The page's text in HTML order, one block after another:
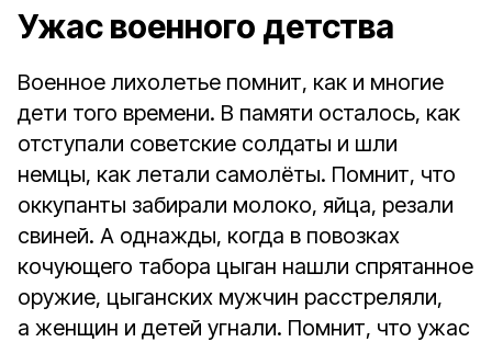
Ужас военного детства
Военное лихолетье помнит, как и многие
дети того времени. В памяти осталось, как
отступали советские солдаты и шли
немцы, как летали самолёты. Помнит, что
оккупанты забирали молоко, яйца, резали
свиней. А однажды, когда в повозках
кочующего табора цыган нашли спрятанное
оружие, цыганских мужчин расстреляли,
а женщин и детей угнали. Помнит, что ужас